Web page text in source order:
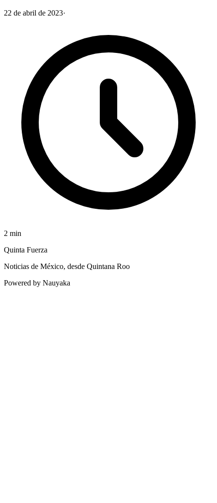
22 de abril de 2023·
2 min
Quinta Fuerza
Noticias de México, desde Quintana Roo
Powered by Nauyaka